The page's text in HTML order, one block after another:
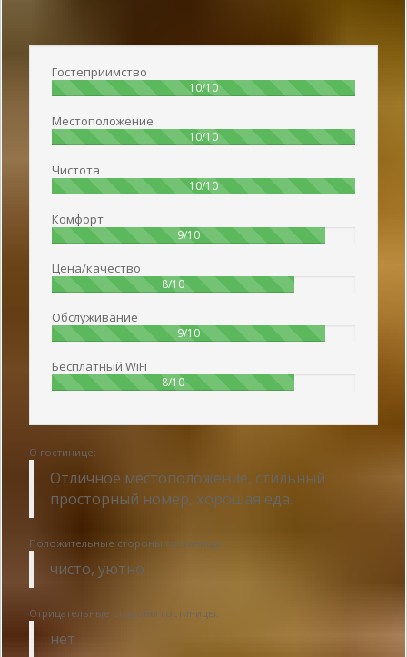
Гостеприимство
10/10100%
Местоположение
10/10100%
Чистота
10/10100%
Комфорт
9/1090%
Цена/качество
8/1080%
Обслуживание
9/1090%
Бесплатный WiFi
8/1080%
О гостинице:
Отличное местоположение, стильный
просторный номер, хорошая еда.
Положительные стороны гостиницы:
чисто, уютно
Отрицательные стороны гостиницы:
нет